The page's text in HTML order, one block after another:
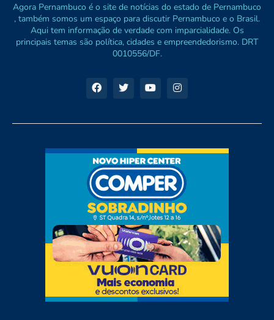
Agora Pernambuco é o site de notícias do estado de Pernambuco
, também somos um espaço para discutir Pernambuco e o Brasil.
Aqui tem informação de verdade com imparcialidade. Os
principais temas são política, cidades e empreendedorismo. DRT
0010556/DF.